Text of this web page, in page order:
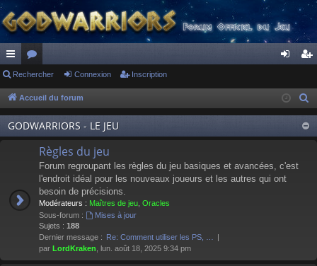
ac
co
ur
ci
or
u
m
s
ne
xi
on
cri
pti
on
Rechercher Connexion Inscription
Accueil du forum
GODWARRIORS - LE JEU
Règles du jeu
Forum regroupant les règles du jeu basiques et avancées, c'est
l'endroit idéal pour les nouveaux joueurs et les autres qui ont
besoin de précisions.
Modérateurs : Maîtres de jeu Oracles
Sous-forum :
Mises à jour
Sujets : 188
Dernier message : Re: Comment utiliser les PS, …
par LordKraken , lun. août 18, 2025 9:34 pm